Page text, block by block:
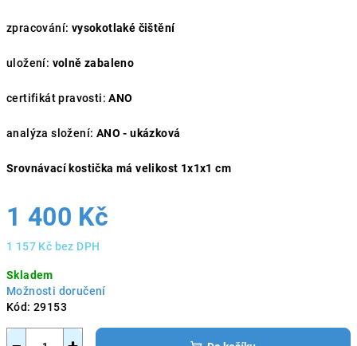
zpracování: vysokotlaké čištění
uložení: volně zabaleno
certifikát pravosti: ANO
analýza složení: ANO - ukázková
Srovnávací kostička má velikost 1x1x1 cm
1 400 Kč
1 157 Kč bez DPH
cena:
Skladem
Možnosti doručení
Kód: 29153